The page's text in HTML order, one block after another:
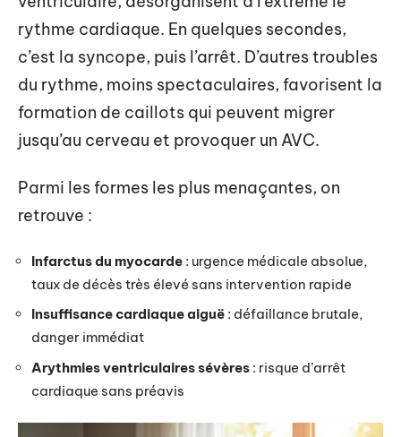
rythme cardiaque. En quelques secondes,
c’est la syncope, puis l’arrêt. D’autres troubles
du rythme, moins spectaculaires, favorisent la
formation de caillots qui peuvent migrer
jusqu’au cerveau et provoquer un AVC.
Parmi les formes les plus menaçantes, on
retrouve :
Infarctus du myocarde : urgence médicale absolue,
taux de décès très élevé sans intervention rapide
Insuffisance cardiaque aiguë : défaillance brutale,
danger immédiat
Arythmies ventriculaires sévères : risque d’arrêt
cardiaque sans préavis